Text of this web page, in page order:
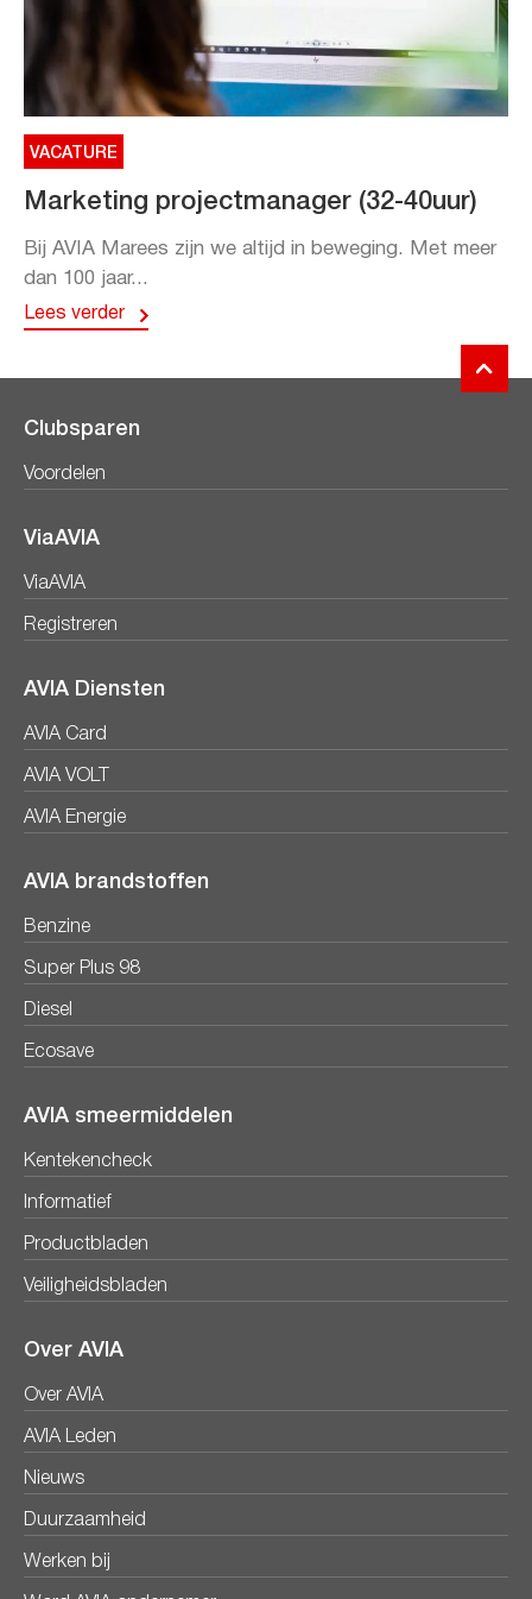
VACATURE
Marketing projectmanager (32-40uur)
Bij AVIA Marees zijn we altijd in beweging. Met meer
dan 100 jaar...
Lees verder
Clubsparen
Voordelen
ViaAVIA
ViaAVIA
Registreren
AVIA Diensten
AVIA Card
AVIA VOLT
AVIA Energie
AVIA brandstoffen
Benzine
Super Plus 98
Diesel
Ecosave
AVIA smeermiddelen
Kentekencheck
Informatief
Productbladen
Veiligheidsbladen
Over AVIA
Over AVIA
AVIA Leden
Nieuws
Duurzaamheid
Werken bij